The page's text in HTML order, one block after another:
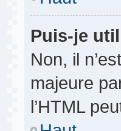
Puis-je
Non, il
majeure
l’HTML